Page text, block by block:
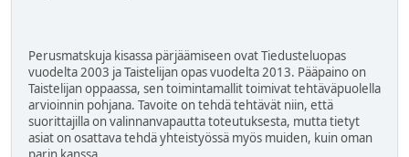
Perusmatskuja kisassa pärjäämiseen ovat Tiedusteluopas
vuodelta 2003 ja Taistelijan opas vuodelta 2013. Pääpaino on
Taistelijan oppaassa, sen toimintamallit toimivat tehtäväpuolella
arvioinnin pohjana. Tavoite on tehdä tehtävät niin, että
suorittajilla on valinnanvapautta toteutuksesta, mutta tietyt
asiat on osattava tehdä yhteistyössä myös muiden, kuin oman